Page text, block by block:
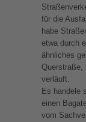
für die
habe
etwa durch
ähnliches
Querstraße,
verläuft.
Es handele
einen
vom